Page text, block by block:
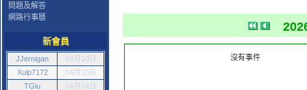
問題及解答
網路行事曆
新會員
JJernigan
04月10日
Xulp7172
04月10日
TGiu
04月04日
沒有事件